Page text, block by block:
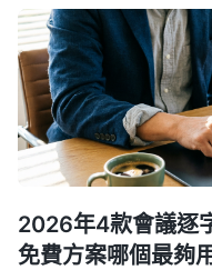
2026年4款會議逐
免費方案哪個最夠